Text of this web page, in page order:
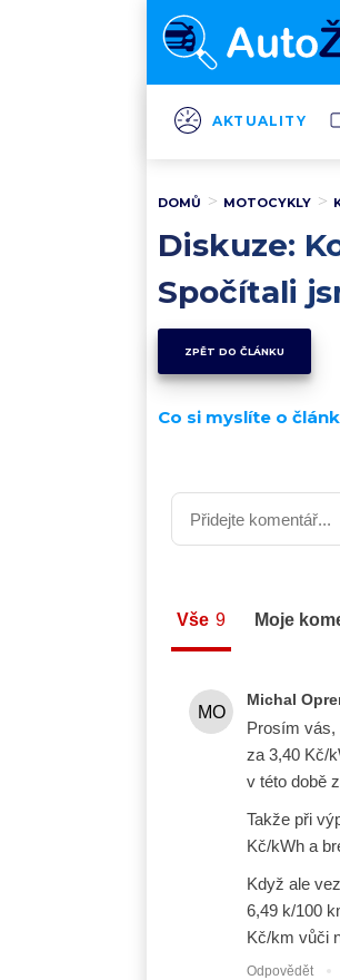
AKTUALITY
DOMŮ MOTOCYKLY
Diskuze:
Spočítali
ZPĚT DO ČLÁNKU
Co si myslíte o